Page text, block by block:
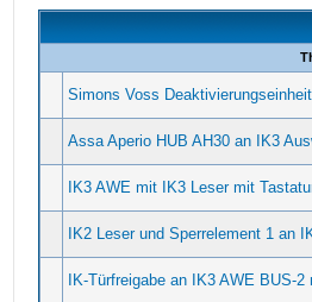
Simons Voss
Assa Aperio HUB AH30 an IK3
IK3 AWE mit IK3 Leser mit
IK2 Leser und Sperrelement 1 an
IK-Türfreigabe an IK3 AWE BUS-